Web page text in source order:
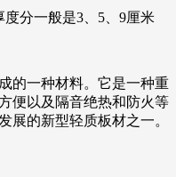
度分一般是3、5、9厘米
的一种材料。它是一种重
便以及隔音绝热和防火等
展的新型轻质板材之一。